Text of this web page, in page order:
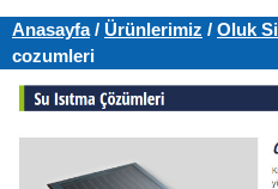
Anasayfa/ Ürünlerimiz / Oluk
cozumleri